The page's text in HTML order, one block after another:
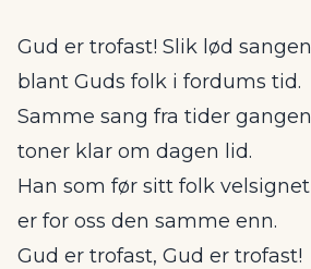
Gud er trofast! Slik lød sangen
blant Guds folk i fordums tid.
Samme sang fra tider gangen
toner klar om dagen lid.
Han som før sitt folk velsignet
er for oss den samme enn.
Gud er trofast, Gud er trofast!